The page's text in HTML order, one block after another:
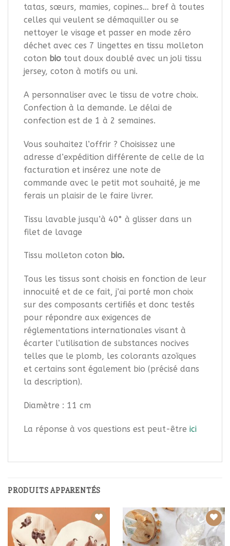
tatas, sœurs, mamies, copines… bref à toutes
celles qui veulent se démaquiller ou se
nettoyer le visage et passer en mode zéro
déchet avec ces 7 lingettes en tissu molleton
coton bio tout doux doublé avec un joli tissu
jersey, coton à motifs ou uni.
A personnaliser avec le tissu de votre choix.
Confection à la demande. Le délai de
confection est de 1 à 2 semaines.
Vous souhaitez l’offrir ? Choisissez une
adresse d’expédition différente de celle de la
facturation et insérez une note de
commande avec le petit mot souhaité, je me
ferais un plaisir de le faire livrer.
Tissu lavable jusqu’à 40° à glisser dans un
filet de lavage
Tissu molleton coton bio.
Tous les tissus sont choisis en fonction de leur
innocuité et de ce fait, j’ai porté mon choix
sur des composants certifiés et donc testés
pour répondre aux exigences de
réglementations internationales visant à
écarter l’utilisation de substances nocives
telles que le plomb, les colorants azoïques
et certains sont également bio (précisé dans
la description).
Diamètre : 11 cm
La réponse à vos questions est peut-être ici
PRODUITS APPARENTÉS
Ajouter à
la liste
Ajouter à
la liste